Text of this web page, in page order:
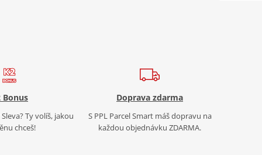
Bonus
Ty volíš, jakou
chceš!
Doprava zdarma
S PPL Parcel Smart máš dopravu na
každou objednávku ZDARMA.